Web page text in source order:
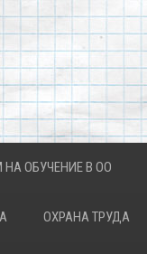
НА ОБУЧЕНИЕ В ОО
ОХРАНА ТРУДА